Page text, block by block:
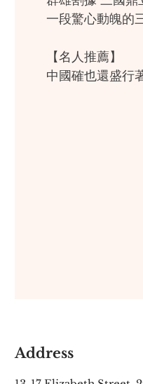
一段驚心動魄的
【名人推薦】
中國確也還盛行
家內部的爾虞
關羽等個性鮮明
愛小說的人而言
Address